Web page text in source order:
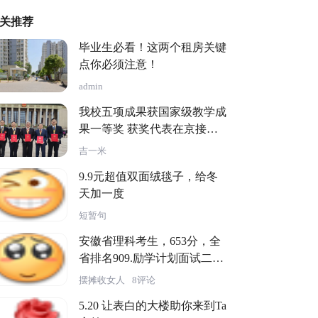
推荐
毕业生必看！这两个租房关键
点你必须注意！
admin
我校五项成果获国家级教学成
果一等奖 获奖代表在京接受
颁奖
吉一米
9.9元超值双面绒毯子，给冬
天加一度
短暂句
安徽省理科考生，653分，全
省排名909.励学计划面试二等
录取，
摆摊收女人 8评论
5.20 让表白的大楼助你来到Ta